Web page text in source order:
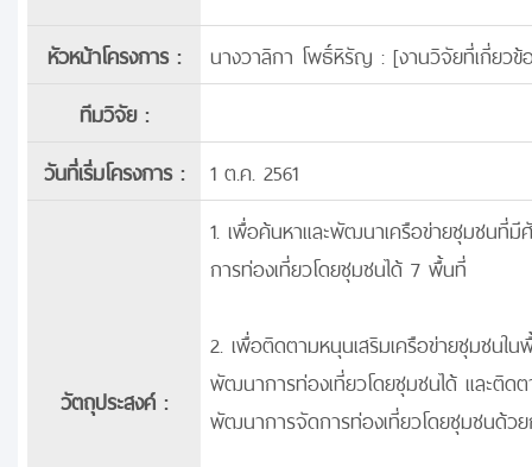
หัวหน้าโครงการ : นางวาลิกา โพธิ์หิรัญ : [งานวิจัยที่เกี่ยว
ทีมวิจัย :
วันที่เริ่มโครงการ :
1 ต.ค. 2561
วัตถุประสงค์ :
1. เพื่อค้นหาและพัฒนาเครือข่ายชุมชนที่
การท่องเที่ยวโดยชุมชนได้ 7 พื้นที่
2. เพื่อติดตามหนุนเสริมเครือข่ายชุมชน
พัฒนาการท่องเที่ยวโดยชุมชนได้ และติด
พัฒนาการจัดการท่องเที่ยวโดยชุมชนด้ว